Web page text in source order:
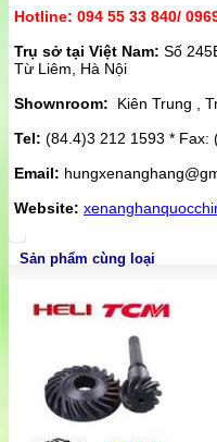
Hotline: 094 55 33 840/
Trụ sở tại Việt Nam: Số
Từ Liêm, Hà Nội
Shownroom: Kiên Trung ,
Tel: (84.4)3 212 1593 * Fax:
Email:
Website:
Sản phẩm cùng loại